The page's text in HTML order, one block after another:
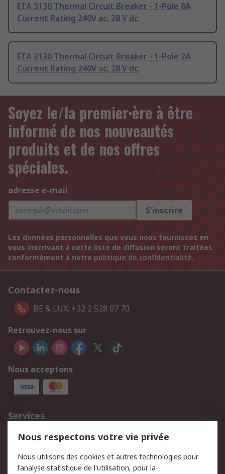
ETA 3130 Thermal Circuit Breaker - 1-Pole 8A
Current Rating 240V ac, 28 V dc
ETA 3130 Thermal Circuit Breaker - 1-Pole 2A
Current Rating 240V ac, 28 V dc
Soyez le/la premier·ère à être
informé de nos nouveautés
produits et de nos offres
spéciales.
adresse e-mail
S'inscrire
Les données personnelles que vous nous fournissez en
vous inscrivant à cette liste de diffusion seront traitées
conformément à notre politique de confidentialité.
Contactez-nous
BE & LUX: +32 2 528 07 70
Retrouvez-nous sur
Nous acceptons
Services
750.000 produits
2.500 marques
Retours
Support technique
Nous respectons votre vie privée
Nous utilisons des cookies et autres technologies pour
l'analyse statistique de l'utilisation, pour la